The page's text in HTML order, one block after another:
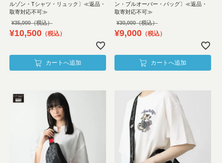
ルゾン・Tシャツ・リュック〕≪返品・
取寄対応不可≫
¥35,000
¥10,500 税込
カートへ追加
ン・プルオーバー・バッグ〕≪返品・
取寄対応不可≫
¥30,000
¥9,000 税込
カートへ追加